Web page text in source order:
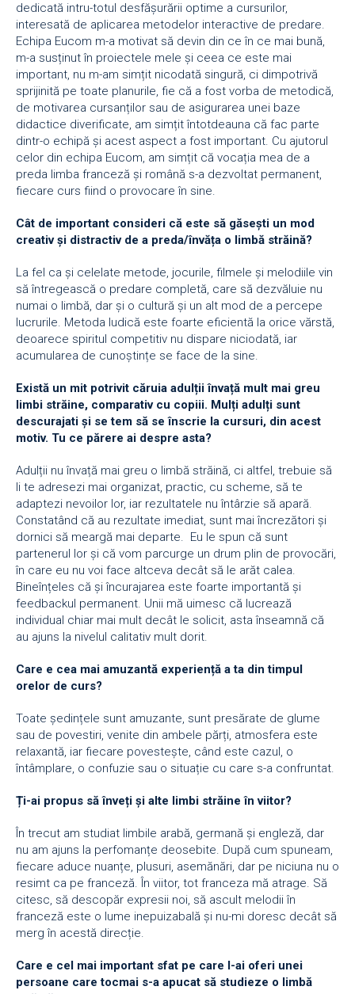
dedicată intru-totul desfășurării optime a cursurilor,
interesată de aplicarea metodelor interactive de predare.
Echipa Eucom m-a motivat să devin din ce în ce mai bună,
m-a susținut în proiectele mele și ceea ce este mai
important, nu m-am simțit nicodată singură, ci dimpotrivă
sprijinită pe toate planurile, fie că a fost vorba de metodică,
de motivarea cursanților sau de asigurarea unei baze
didactice diverificate, am simțit întotdeauna că fac parte
dintr-o echipă și acest aspect a fost important. Cu ajutorul
celor din echipa Eucom, am simțit că vocația mea de a
preda limba franceză și română s-a dezvoltat permanent,
fiecare curs fiind o provocare în sine.
Cât de important consideri că este să găsești un mod
creativ și distractiv de a preda/învăța o limbă străină?
La fel ca și celelate metode, jocurile, filmele și melodiile vin
să întregească o predare completă, care să dezvăluie nu
numai o limbă, dar și o cultură și un alt mod de a percepe
lucrurile. Metoda ludică este foarte eficientă la orice vărstă,
deoarece spiritul competitiv nu dispare niciodată, iar
acumularea de cunoștințe se face de la sine.
Există un mit potrivit căruia adulții învață mult mai greu
limbi străine, comparativ cu copiii. Mulți adulți sunt
descurajati și se tem să se înscrie la cursuri, din acest
motiv. Tu ce părere ai despre asta?
Adulții nu învață mai greu o limbă străină, ci altfel, trebuie să
li te adresezi mai organizat, practic, cu scheme, să te
adaptezi nevoilor lor, iar rezultatele nu întârzie să apară.
Constatând că au rezultate imediat, sunt mai încrezători și
dornici să meargă mai departe. Eu le spun că sunt
partenerul lor și că vom parcurge un drum plin de provocări,
în care eu nu voi face altceva decât să le arăt calea.
Bineînțeles că și încurajarea este foarte importantă și
feedbackul permanent. Unii mă uimesc că lucrează
individual chiar mai mult decât le solicit, asta înseamnă că
au ajuns la nivelul calitativ mult dorit.
Care e cea mai amuzantă experiență a ta din timpul
orelor de curs?
Toate ședințele sunt amuzante, sunt presărate de glume
sau de povestiri, venite din ambele părți, atmosfera este
relaxantă, iar fiecare povestește, când este cazul, o
întâmplare, o confuzie sau o situație cu care s-a confruntat.
Ți-ai propus să înveți și alte limbi străine în viitor?
În trecut am studiat limbile arabă, germană și engleză, dar
nu am ajuns la perfomanțe deosebite. După cum spuneam,
fiecare aduce nuanțe, plusuri, asemănări, dar pe niciuna nu o
resimt ca pe franceză. În viitor, tot franceza mă atrage. Să
citesc, să descopăr expresii noi, să ascult melodii în
franceză este o lume inepuizabală și nu-mi doresc decât să
merg în acestă direcție.
Care e cel mai important sfat pe care l-ai oferi unei
persoane care tocmai s-a apucat să studieze o limbă